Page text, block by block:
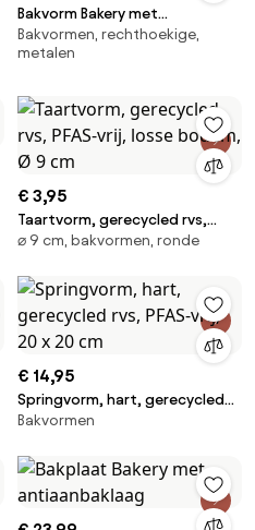
Bakvorm Bakery met
antiaanbaklaag
Bakvormen, rechthoekige,
metalen
€ 3,95
Taartvorm, gerecycled rvs,
PFAS-vrij, losse bodem, Ø 9 cm
⌀ 9 cm, bakvormen, ronde
€ 14,95
Springvorm, hart, gerecycled
rvs, PFAS-vrij, 20 x 20 cm
Bakvormen